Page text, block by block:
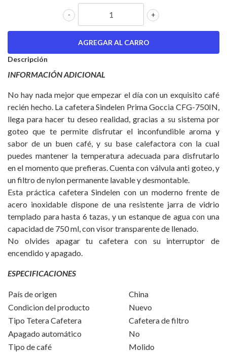
+
-
Descripción
INFORMACIÓN ADICIONAL
No hay nada mejor que empezar el día con un exquisito café
recién hecho. La cafetera Sindelen Prima Goccia CFG-750IN,
llega para hacer tu deseo realidad, gracias a su sistema por
goteo que te permite disfrutar el inconfundible aroma y
sabor de un buen café, y su base calefactora con la cual
puedes mantener la temperatura adecuada para disfrutarlo
en el momento que prefieras. Cuenta con válvula anti goteo, y
un filtro de nylon permanente lavable y desmontable.
Esta práctica cafetera Sindelen con un moderno frente de
acero inoxidable dispone de una resistente jarra de vidrio
templado para hasta 6 tazas, y un estanque de agua con una
capacidad de 750 ml, con visor transparente de llenado.
No olvides apagar tu cafetera con su interruptor de
encendido y apagado.
ESPECIFICACIONES
País de origen
China
Condicion del producto
Nuevo
Tipo Tetera Cafetera
Cafetera de filtro
Apagado automático
No
Tipo de café
Molido